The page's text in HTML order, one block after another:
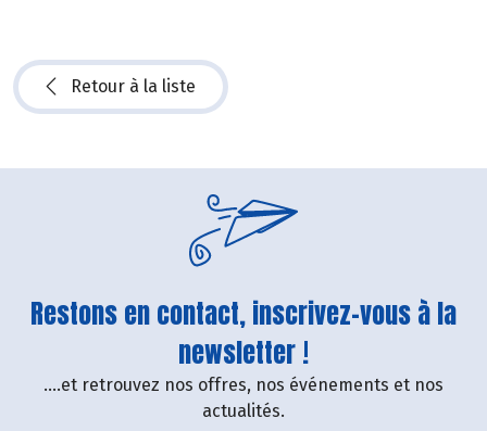
Retour à la liste
Restons en contact, inscrivez-vous à la
newsletter !
....et retrouvez nos offres, nos événements et nos
actualités.